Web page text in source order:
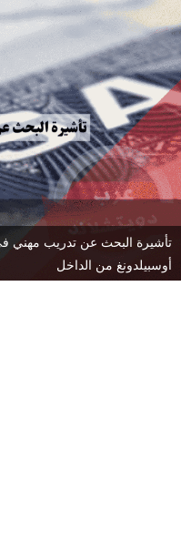
تأشيرة البحث عن تدريب مهني
أوسبيلدونغ من الداخل